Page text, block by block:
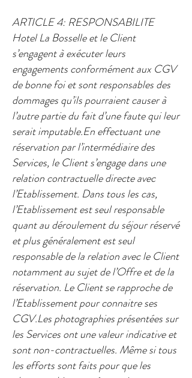
ARTICLE 4: RESPONSABILITE​
Hotel La Bosselle et le Client
s’engagent à exécuter leurs
engagements conformément aux CGV
de bonne foi et sont responsables des
dommages qu’ils pourraient causer à
l’autre partie du fait d’une faute qui leur
serait imputable.En effectuant une
réservation par l’intermédiaire des
Services, le Client s’engage dans une
relation contractuelle directe avec
l’Etablissement. Dans tous les cas,
l’Etablissement est seul responsable
quant au déroulement du séjour réservé
et plus généralement est seul
responsable de la relation avec le Client
notamment au sujet de l’Offre et de la
réservation. Le Client se rapproche de
l’Etablissement pour connaitre ses
CGV.Les photographies présentées sur
les Services ont une valeur indicative et
sont non-contractuelles. Même si tous
les efforts sont faits pour que les